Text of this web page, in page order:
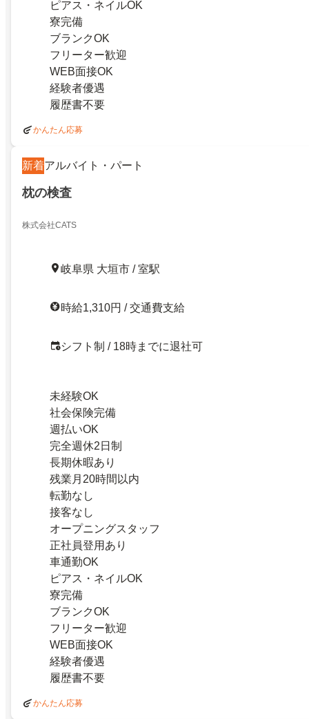
ピアス・ネイルOK
寮完備
ブランクOK
フリーター歓迎
WEB面接OK
経験者優遇
履歴書不要
かんたん応募
新着アルバイト・パート
枕の検査
株式会社CATS
岐阜県 大垣市 / 室駅
時給1,310円 / 交通費支給
シフト制 / 18時までに退社可
未経験OK
社会保険完備
週払いOK
完全週休2日制
長期休暇あり
残業月20時間以内
転勤なし
接客なし
オープニングスタッフ
正社員登用あり
車通勤OK
ピアス・ネイルOK
寮完備
ブランクOK
フリーター歓迎
WEB面接OK
経験者優遇
履歴書不要
かんたん応募